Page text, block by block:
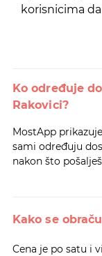
korisnicima
Ko određuje
Rakovici?
MostApp
sami određuju
nakon što
Kako se
Cena je po satu i